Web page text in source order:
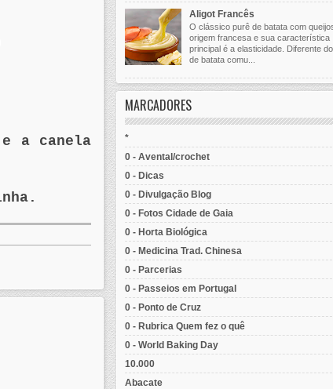
a canela
Aligot Francês
O clássico purê de batata com
origem francesa e sua característica
principal é a elasticidade. Diferente
de batata comu...
MARCADORES
*
0 - Avental/crochet
0 - Dicas
0 - Divulgação Blog
0 - Fotos Cidade de Gaia
0 - Horta Biológica
0 - Medicina Trad. Chinesa
0 - Parcerias
0 - Passeios em Portugal
0 - Ponto de Cruz
0 - Rubrica Quem fez o quê
0 - World Baking Day
10.000
Abacate